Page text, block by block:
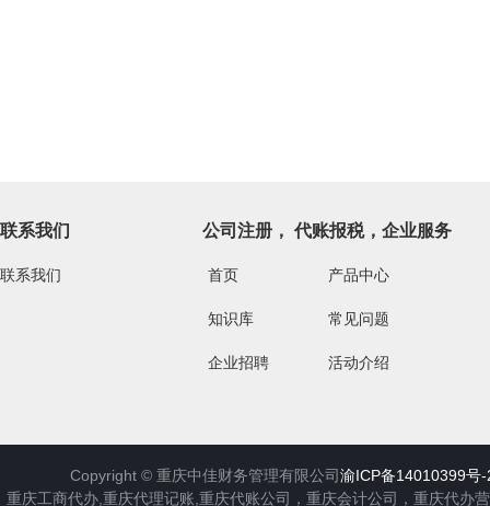
联系我们
联系我们
公司注册， 代账报税，企业服务
首页 产品中心
知识库 常见问题
企业招聘 活动介绍
Copyright © 重庆中佳财务管理有限公司渝ICP备14010399号-
重庆工商代办,重庆代理记账,重庆代账公司，重庆会计公司，重庆代办